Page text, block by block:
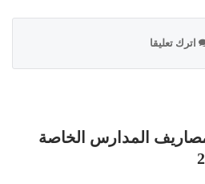
اترك تعليقا
المدارس الخاصة